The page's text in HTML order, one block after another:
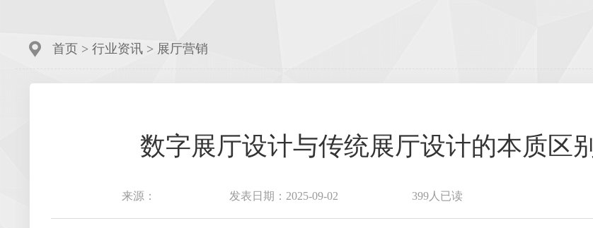
首页 > 行业资讯 > 展厅营销
数字展厅设计与传统展厅设计的本质区别
来源： 发表日期：2025-09-02 399人已读